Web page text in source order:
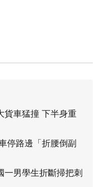
貨車猛撞 下半身重
停路邊「折腰倒副
一男學生折斷掃把刺